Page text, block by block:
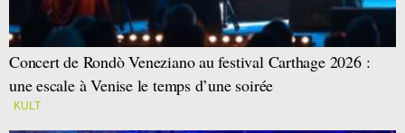
Concert de Rondò Veneziano au festival Carthage 2026 :
une escale à Venise le temps d’une soirée
KULT